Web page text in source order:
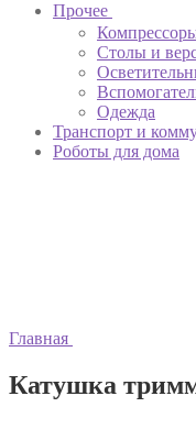
Прочее
Столы и
Одежда
Транспорт и
Роботы для дома
Главная
Катушка